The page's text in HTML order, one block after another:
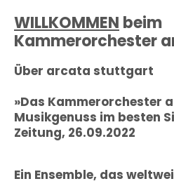
WILLKOMMEN beim
Kammerorchester
Über arcata stuttgart
»Das Kammerorchester
Musikgenuss im besten
Zeitung, 26.09.2022
Ein Ensemble, das